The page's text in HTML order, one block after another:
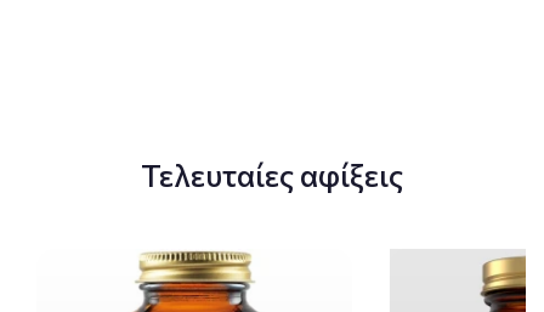
Τελευταίες αφίξεις